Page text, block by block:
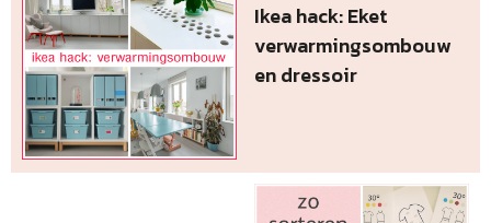
Ikea hack: Eket
verwarmingsombouw
en dressoir